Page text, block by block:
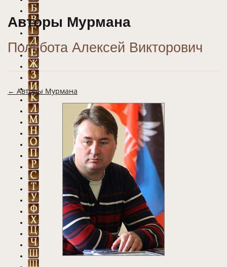
Авторы Мурмана
Полубота Алексей Викторович
← Авторы Мурмана